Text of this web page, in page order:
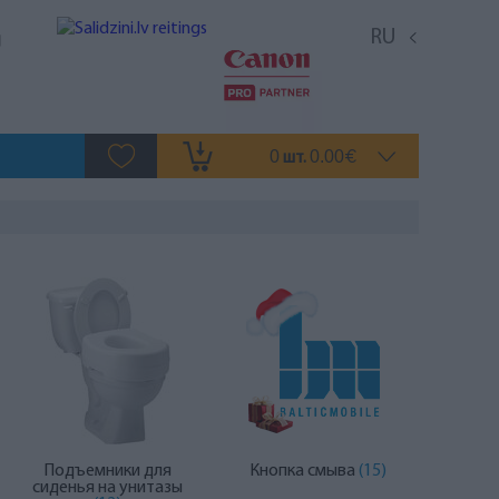
RU
0 шт. 0.00€
Подъемники для
сиденья на унитазы
Кнопка смыва (15)